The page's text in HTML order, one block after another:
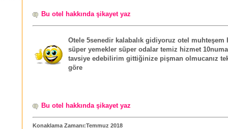
Bu otel hakkında şikayet yaz
Otele 5senedir kalabalık gidiyoruz otel muhteşem
süper yemekler süper odalar temiz hizmet
tavsiye edebilirim gittiğinize pişman olmucanız
göre
Bu otel hakkında şikayet yaz
Konaklama Zamanı:Temmuz 2018